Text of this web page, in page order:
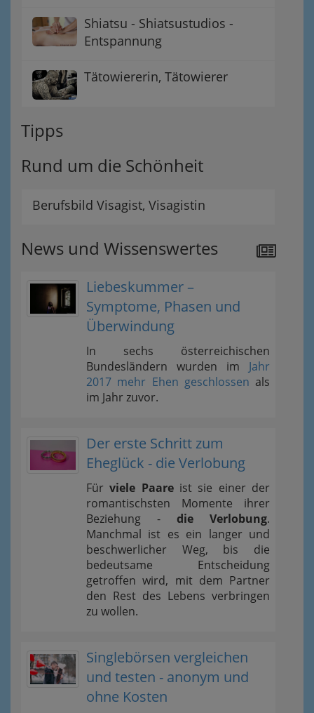
Shiatsu - Shiatsustudios -
Entspannung
Tätowiererin, Tätowierer
Tipps
Rund um die Schönheit
Berufsbild Visagist, Visagistin
News und Wissenswertes
Liebeskummer –
Symptome, Phasen und
Überwindung
In sechs österreichischen
Bundesländern wurden im Jahr
2017 mehr Ehen geschlossen als
im Jahr zuvor.
Der erste Schritt zum
Eheglück - die Verlobung
Fürviele Paareist sie einer der
romantischsten Momente ihrer
Beziehung - die Verlobung.
Manchmal ist es ein langer und
beschwerlicher Weg, bis die
bedeutsame Entscheidung
getroffen wird, mit dem Partner
den Rest des Lebens verbringen
zu wollen.
Singlebörsen vergleichen
und testen - anonym und
ohne Kosten